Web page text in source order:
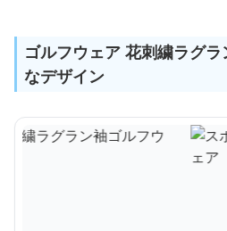
ゴルフウェア 花刺繍ラグ
なデザイン